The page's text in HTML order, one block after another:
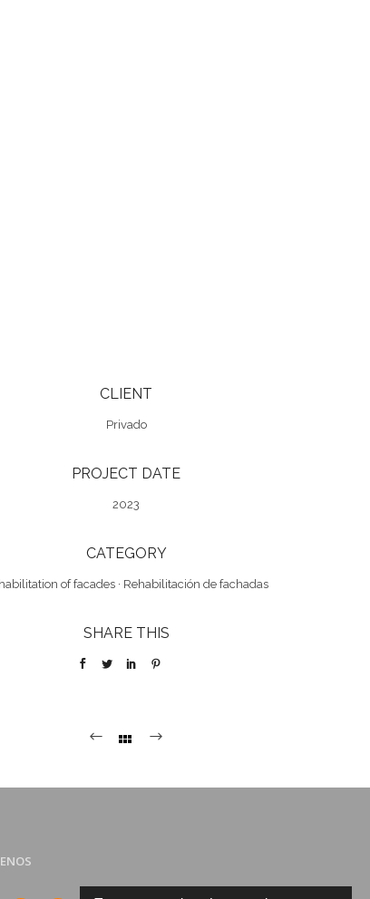
CLIENT
Privado
PROJECT DATE
2023
CATEGORY
of facades · Rehabilitación de fachadas
SHARE THIS